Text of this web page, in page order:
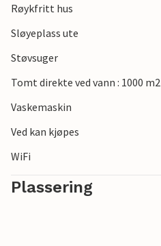
Røykfritt hus
Sløyeplass ute
Støvsuger
Tomt direkte ved vann : 1000 m2
Vaskemaskin
Ved kan kjøpes
WiFi
Plassering